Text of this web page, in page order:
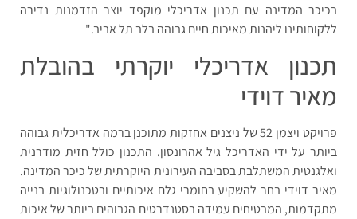
בכיכר המדינה עם תכנון אדריכלי מוקפד יוצר הזדמנות נדירה
ללקוחותינו ליהנות מאיכות חיים גבוהה בלב תל אביב."
תכנון אדריכלי יוקרתי בהובלת
מאיר דוידי
פרויקט ויצמן 52 של ניצנים אחזקות מתוכנן ברמה אדריכלית גבוהה
ביותר על ידי האדריכל גיל אהרונסון. התכנון כולל חזית מודרנית
ואלגנטית המשתלבת בסביבה העירונית היוקרתית של כיכר המדינה.
מאיר דוידי בחר להשקיע בחומרי גלם איכותיים ובטכנולוגיות בנייה
מתקדמות, המבטיחים עמידה בסטנדרטים הגבוהים ביותר של איכות